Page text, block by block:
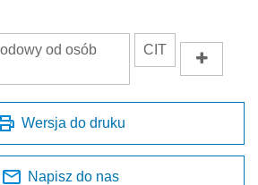
od osób
CIT
Wersja do druku
Napisz do nas